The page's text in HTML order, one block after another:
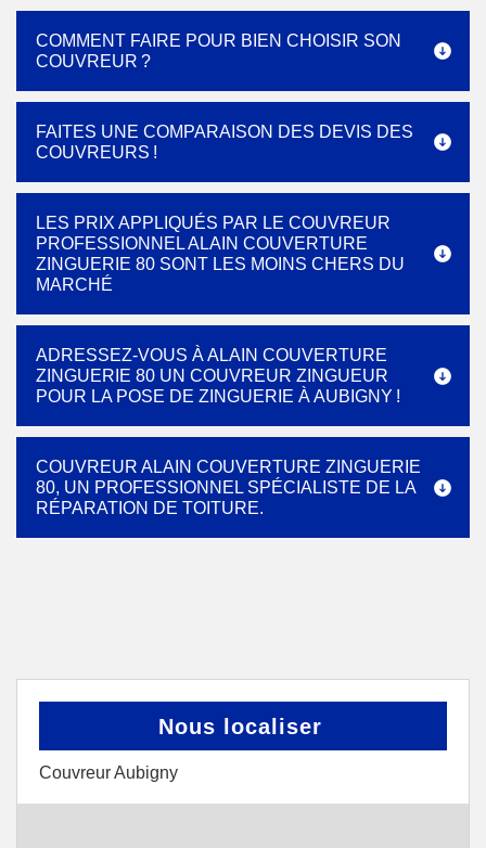
COMMENT FAIRE POUR BIEN CHOISIR SON
COUVREUR ?
FAITES UNE COMPARAISON DES DEVIS DES
COUVREURS !
LES PRIX APPLIQUÉS PAR LE COUVREUR
PROFESSIONNEL ALAIN COUVERTURE
ZINGUERIE 80 SONT LES MOINS CHERS DU
MARCHÉ
ADRESSEZ-VOUS À ALAIN COUVERTURE
ZINGUERIE 80 UN COUVREUR ZINGUEUR
POUR LA POSE DE ZINGUERIE À AUBIGNY !
COUVREUR ALAIN COUVERTURE ZINGUERIE
80, UN PROFESSIONNEL SPÉCIALISTE DE LA
RÉPARATION DE TOITURE.
Nous localiser
Couvreur Aubigny